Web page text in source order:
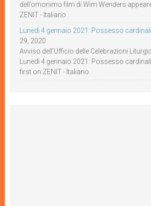
dell’omonimo film di Wim Wenders
ZENIT - Italiano.
Lunedì 4 gennaio 2021: Possesso
29, 2020
Avviso dell’Ufficio delle Celebrazioni
Lunedì 4 gennaio 2021: Possesso
first on ZENIT - Italiano.